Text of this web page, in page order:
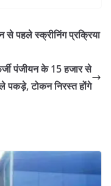
से पहले स्क्रीनिंग प्रक्रिया
पंजीयन के 15 हजार से
पकड़े, टोकन निरस्त होंगे